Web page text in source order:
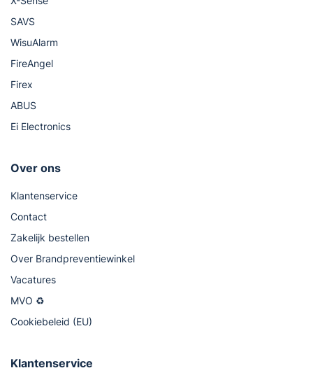
SAVS
WisuAlarm
FireAngel
Firex
ABUS
Ei Electronics
Over ons
Klantenservice
Contact
Zakelijk bestellen
Over Brandpreventiewinkel
Vacatures
MVO ♻
Cookiebeleid (EU)
Klantenservice